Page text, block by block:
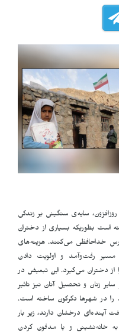
سایه‌ی سنگینی بر زندگی
است بطوریکه بسیاری از دختران
خداحافظی می‌کنند. هزینه‌های
مسیر رفت‌وآمد و اولویت دادن
دختران می‌گیرد. این تبعیض در
سایر زنان و تحصیل آنان نیز تاثیر
را در شهرها دگرگون ساخته است.
آینده‌ای درخشان دارند، زیر بار
خانه‌نشینی و یا مدفون کردن